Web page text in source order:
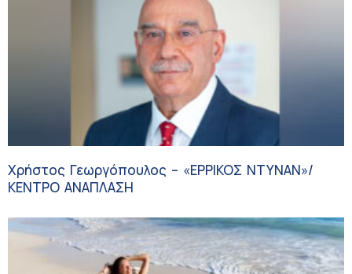
Χρήστος Γεωργόπουλος – «ΕΡΡΙΚΟΣ ΝΤΥΝΑΝ»/
ΚΕΝΤΡΟ ΑΝΑΠΛΑΣΗ